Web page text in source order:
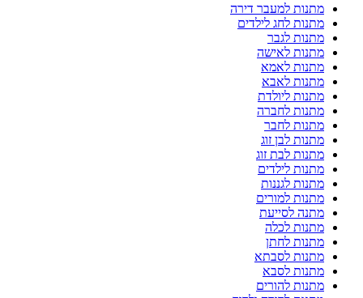
מתנות למעבר דירה
מתנות לחג לילדים
מתנות לגבר
מתנות לאישה
מתנות לאמא
מתנות לאבא
מתנות ליולדת
מתנות לחברה
מתנות לחבר
מתנות לבן זוג
מתנות לבת זוג
מתנות לילדים
מתנות לגננות
מתנות למורים
מתנה לסייעת
מתנות לכלה
מתנות לחתן
מתנות לסבתא
מתנות לסבא
מתנות להורים